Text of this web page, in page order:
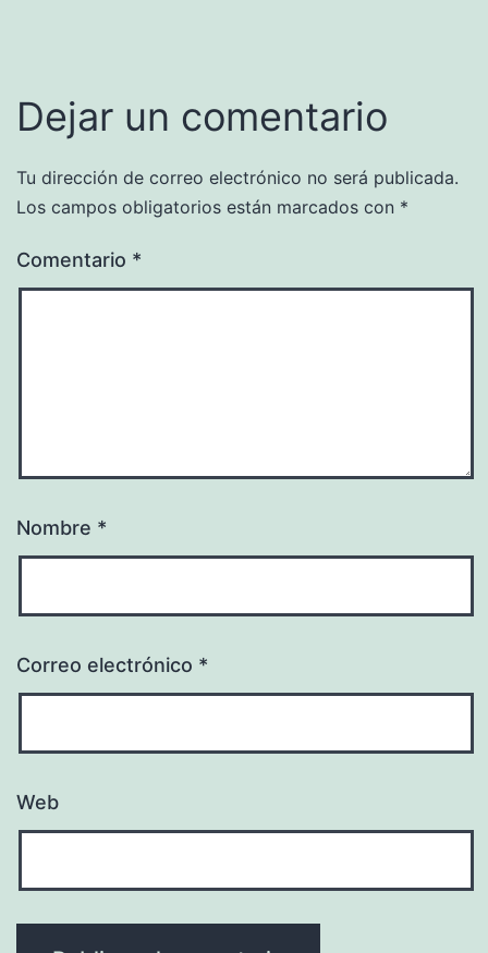
Dejar un comentario
Tu dirección de correo electrónico no será publicada.
Los campos obligatorios están marcados con *
Comentario *
Nombre *
Correo electrónico *
Web